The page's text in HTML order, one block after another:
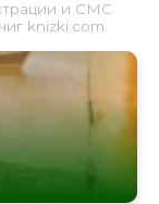
и СМС
knizki.com.